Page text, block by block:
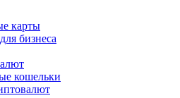
карты
бизнеса
кошельки